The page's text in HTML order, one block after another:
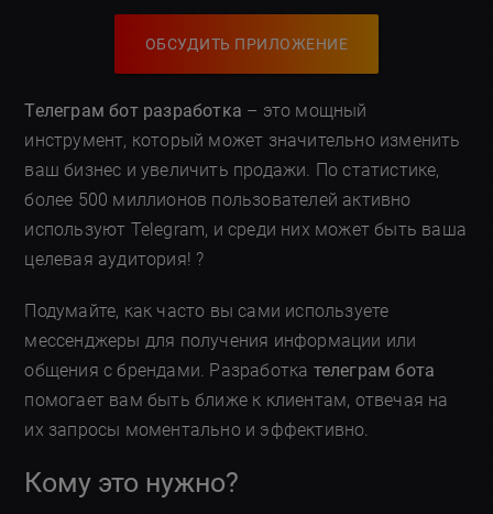
ОБСУДИТЬ ПРИЛОЖЕНИЕ
Телеграм бот разработка – это мощный
инструмент, который может значительно изменить
ваш бизнес и увеличить продажи. По статистике,
более 500 миллионов пользователей активно
используют Telegram, и среди них может быть ваша
целевая аудитория! ?
Подумайте, как часто вы сами используете
мессенджеры для получения информации или
общения с брендами. Разработка телеграм бота
помогает вам быть ближе к клиентам, отвечая на
их запросы моментально и эффективно.
Кому это нужно?